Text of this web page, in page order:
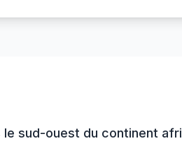
le sud-ouest du continent